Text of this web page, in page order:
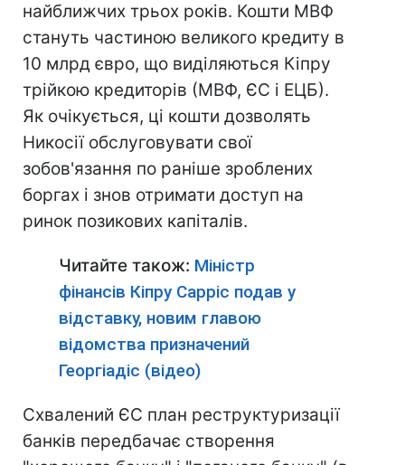
найближчих трьох років. Кошти МВФ
стануть частиною великого кредиту в
10 млрд євро, що виділяються Кіпру
трійкою кредиторів (МВФ, ЄС і ЕЦБ).
Як очікується, ці кошти дозволять
Никосії обслуговувати свої
зобов'язання по раніше зроблених
боргах і знов отримати доступ на
ринок позикових капіталів.
Читайте також: Міністр
фінансів Кіпру Сарріс подав у
відставку, новим главою
відомства призначений
Георгіадіс (відео)
Схвалений ЄС план реструктуризації
банків передбачає створення